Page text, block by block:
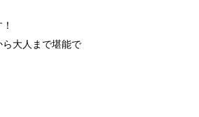
大人まで堪能で